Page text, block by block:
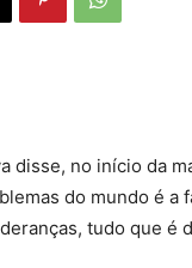
disse, no início da
do mundo é a
tudo que é